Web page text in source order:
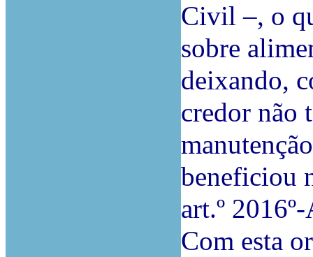
Civil –, o
sobre
deixando,
credor não
beneficiou
art.º
Com esta